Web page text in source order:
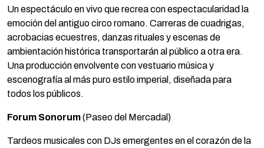
Un espectáculo en vivo que recrea con espectacularidad la
emoción del antiguo circo romano. Carreras de cuadrigas,
acrobacias ecuestres, danzas rituales y escenas de
ambientación histórica transportarán al público a otra era.
Una producción envolvente con vestuario música y
escenografía al más puro estilo imperial, diseñada para
todos los públicos.
Forum Sonorum(Paseo del Mercadal)
Tardeos musicales con DJs emergentes en el corazón de la